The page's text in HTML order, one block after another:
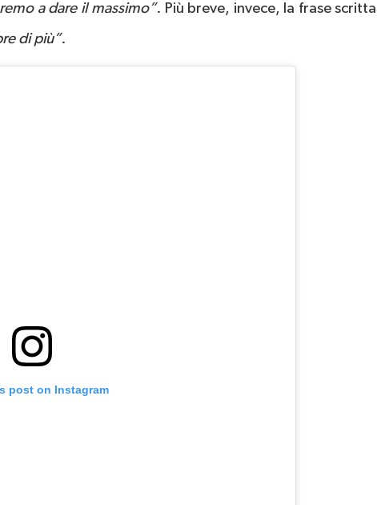
a dare il massimo”. Più breve, invece, la frase scritta
di più”.
post on Instagram